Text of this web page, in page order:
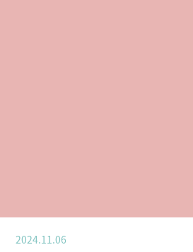
2024.11.06